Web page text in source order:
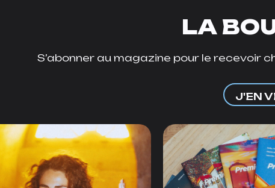
LA
S’abonner au magazine pour le recevoir
J'EN